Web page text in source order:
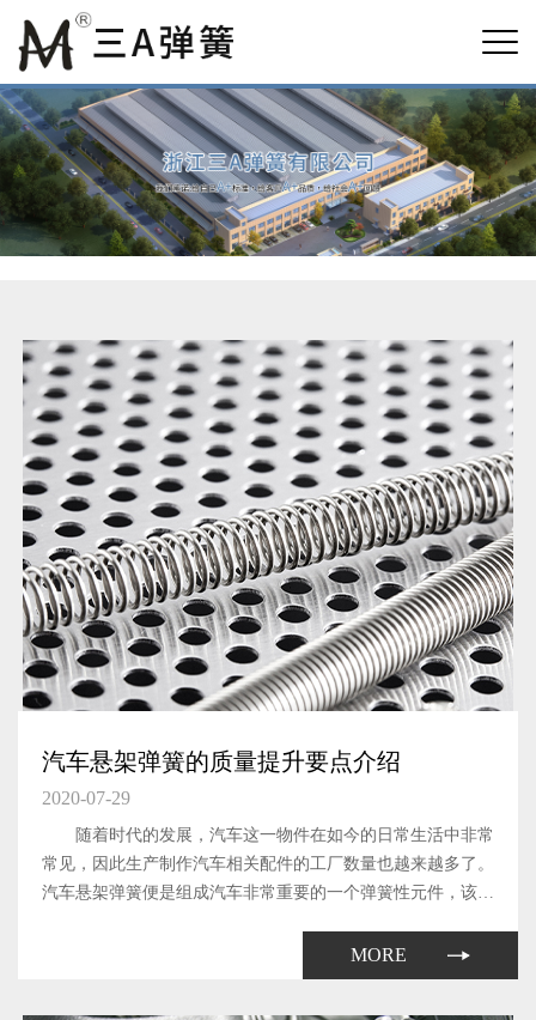
汽车悬架弹簧的质量提升要点介绍
2020-07-29
随着时代的发展，汽车这一物件在如今的日常生活中非常
常见，因此生产制作汽车相关配件的工厂数量也越来越多了。
汽车悬架弹簧便是组成汽车非常重要的一个弹簧性元件，该元
MORE